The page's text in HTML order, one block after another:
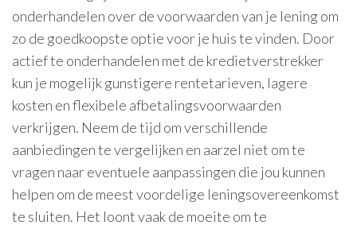
onderhandelen over de voorwaarden van je lening om
zo de goedkoopste optie voor je huis te vinden. Door
actief te onderhandelen met de kredietverstrekker
kun je mogelijk gunstigere rentetarieven, lagere
kosten en flexibele afbetalingsvoorwaarden
verkrijgen. Neem de tijd om verschillende
aanbiedingen te vergelijken en aarzel niet om te
vragen naar eventuele aanpassingen die jou kunnen
helpen om de meest voordelige leningsovereenkomst
te sluiten. Het loont vaak de moeite om te